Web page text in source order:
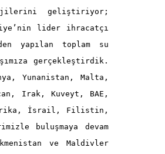
geliştiriyor;
lider ihracatçı
yapılan toplam su
gerçekleştirdik.
Yunanistan, Malta,
Irak, Kuveyt, BAE,
İsrail, Filistin,
buluşmaya devam
ve Maldivler